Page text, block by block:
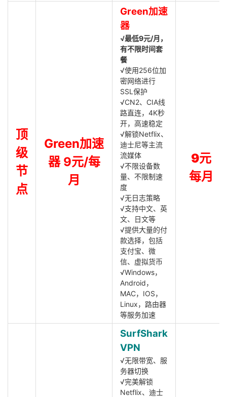
顶
级
节
点
Green加速
器 9元/每
月
Green加速
器
√最低9元/月，
有不限时间套
餐
√使用256位加
密网络进行
SSL保护
√CN2、CIA线
路直连，4K秒
开，高速稳定
√解锁Netflix、
迪士尼等主流
流媒体
√不限设备数
量、不限制速
度
√无日志策略
√支持中文、英
文、日文等
√提供大量的付
款选择，包括
支付宝、微
信、虚拟货币
√Windows，
Android，
MAC，IOS，
Linux，路由器
等服务加速
9元
每月
SurfShark
VPN
√无限带宽、服
务器切换
√完美解锁
Netflix、迪士